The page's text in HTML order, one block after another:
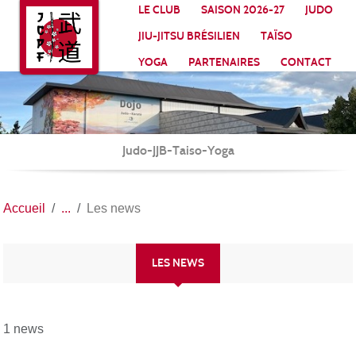
LE CLUB SAISON 2026-27
JUDO
JIU-JITSU BRÉSILIEN
TAÏSO
YOGA
PARTENAIRES CONTACT
Judo-JJB-Taiso-Yoga
Accueil Les news
LES NEWS
1 news
Panneau de gestion des cookies